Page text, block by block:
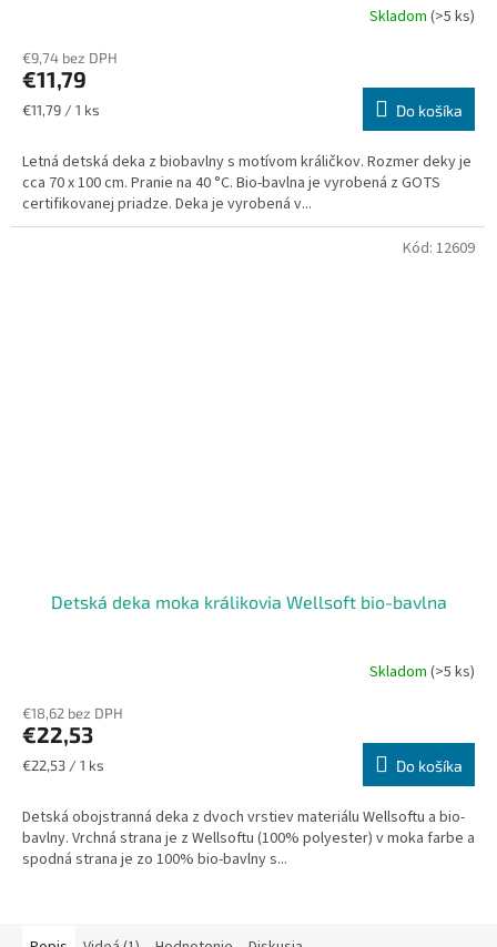
Skladom (>5 ks)
€9,74 bez DPH
€11,79
Jednotková
€11,79 / 1 ks Do košíka
Letná detská deka z biobavlny s motívom králičkov. Rozmer deky je
cca 70 x 100 cm. Pranie na 40 °C. Bio-bavlna je vyrobená z GOTS
certifikovanej priadze. Deka je vyrobená v...
Detská deka moka králikovia Wellsoft bio-bavlna
Skladom (>5 ks)
€18,62 bez DPH
€22,53
Jednotková
€22,53 / 1 ks Do košíka
Detská obojstranná deka z dvoch vrstiev materiálu Wellsoftu a bio-
bavlny. Vrchná strana je z Wellsoftu (100% polyester) v moka farbe a
spodná strana je zo 100% bio-bavlny s...
Kód: 12609